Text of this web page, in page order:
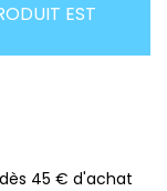
EST
45 € d'achat